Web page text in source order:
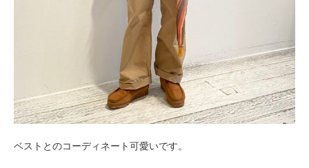
ベストとのコーディネート可愛いです。